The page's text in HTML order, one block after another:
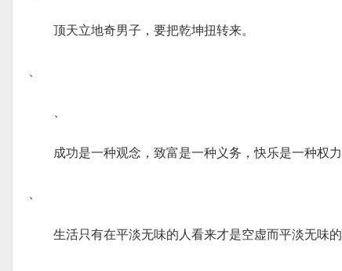
顶天立地奇男子，要把乾坤扭转来。
、
、
成功是一种观念，致富是一种义务，快乐是一种权力
、
生活只有在平淡无味的人看来才是空虚而平淡无味